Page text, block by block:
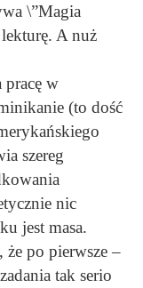
\”Magia
A nuż
pracę w
(to dość
szereg
nic
jest masa.
po pierwsze –
tak serio